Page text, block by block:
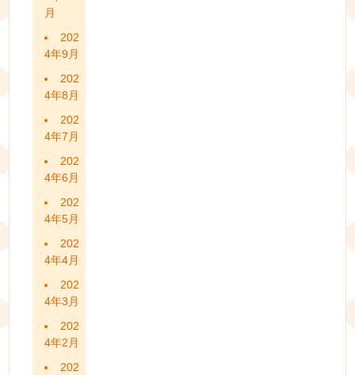
月
202
4年9月
202
4年8月
202
4年7月
202
4年6月
202
4年5月
202
4年4月
202
4年3月
202
4年2月
202